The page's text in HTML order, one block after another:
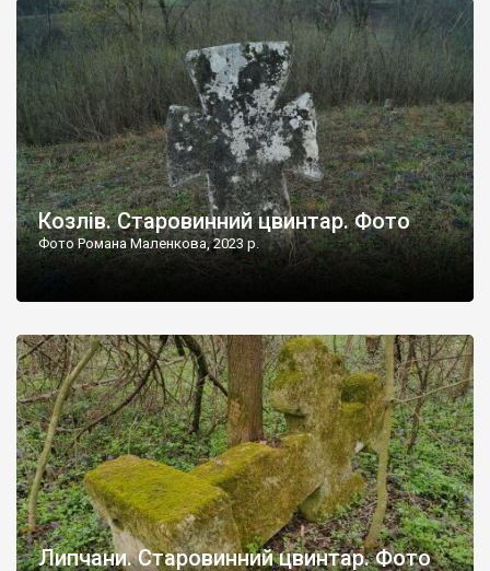
не видно, але видно дві стареньких колії у траві – […]
Козлів. Старовинний цвинтар. Фото
Фото Романа Маленкова, 2023 р.
Липчани. Старовинний цвинтар. Фото